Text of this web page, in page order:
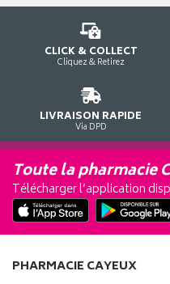
CLICK & COLLECT
Cliquez & Retirez
LIVRAISON RAPIDE
Via DPD
Toute la pharmacie
Télécharger l’application
PHARMACIE CAYEUX